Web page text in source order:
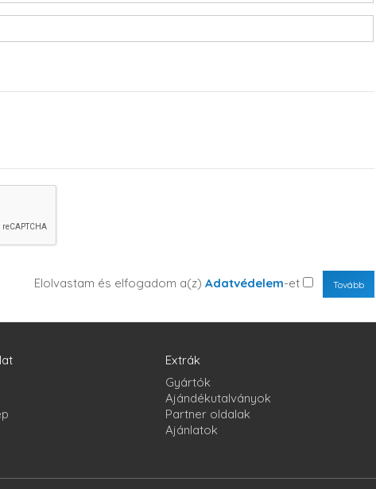
Elolvastam és elfogadom a(z) Adatvédelem-et
Extrák
Gyártók
Ajándékutalványok
Partner oldalak
Ajánlatok